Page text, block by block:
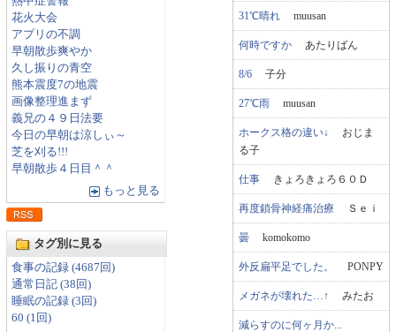
花火大会
アプリの不調
早朝散歩爽やか
久し振りの青空
熊本震度7の地震
画像整理進まず
義兄の４９日法要
今日の早朝は涼しぃ～
芝を刈る!!!
早朝散歩４日目＾＾
もっと見る
タグ別に見る
食事の記録 (4687回)
通常日記 (38回)
睡眠の記録 (3回)
60 (1回)
31℃晴れ muusan
何時ですか あたりばん
8/6 子分
27℃雨 muusan
ホークス格の違い↓ おじま
る子
仕事 きょろきょろ６０Ｄ
再度鎖骨神経痛治療 Ｓｅｉ
曇 komokomo
外反扁平足でした。 PONPY
メガネが壊れた…↑ みたお
減らすのに何ヶ月か...